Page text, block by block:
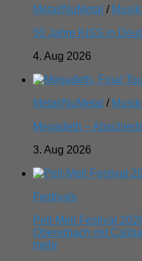
Metal/NuMetal /
50 Jahre KISS in
4. Aug 2026
Metal/NuMetal /
Megadeth –
3. Aug 2026
Festivals
Pell-Mell Festival
Obererbach mit
mehr